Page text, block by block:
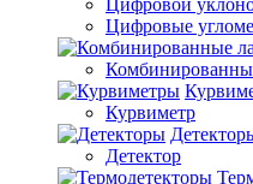
Цифровые
Курвиметр
Детектор